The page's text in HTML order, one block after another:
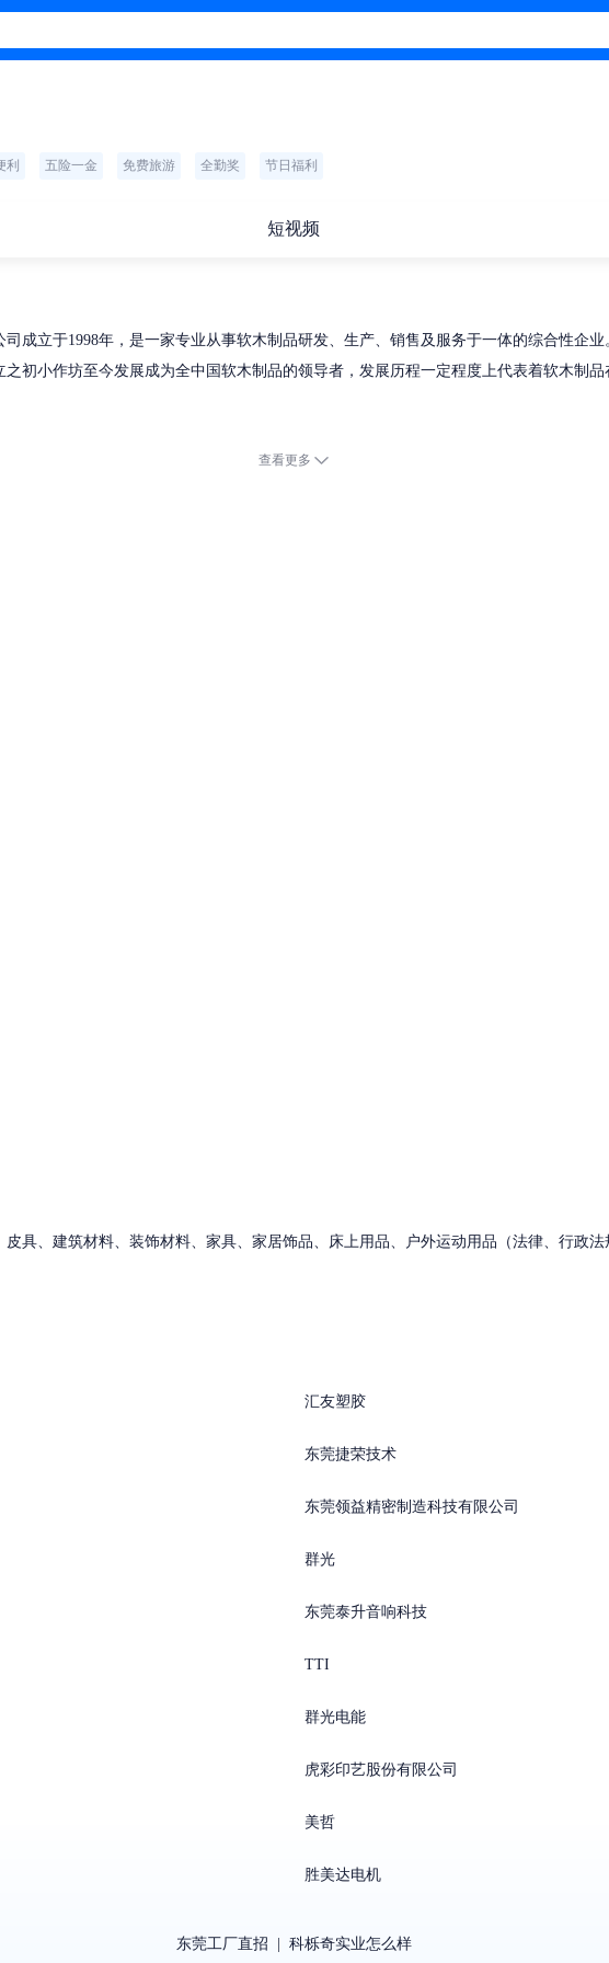
利 五险一金 免费旅游 全勤奖 节日福利
短视频
成立于1998年，是一家专业从事软木制品研发、生产、销售及服务于一体的综合性企
初小作坊至今发展成为全中国软木制品的领导者，发展历程一定程度上代表着软木制
品应用覆盖面广，如：天然软木、软木革、软木布、软木墙纸、软木墙板、软木背景墙
查看更多
具、建筑材料、装饰材料、家具、家居饰品、床上用品、户外运动用品（法律、行政
汇友塑胶
东莞捷荣技术
东莞领益精密制造科技有限公司
群光
东莞泰升音响科技
TTI
群光电能
虎彩印艺股份有限公司
美哲
胜美达电机
东莞工厂直招 科栎奇实业怎么样